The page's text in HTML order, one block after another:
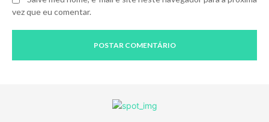
vez que eu comentar.